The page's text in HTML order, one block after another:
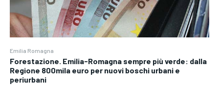
Emilia Romagna
Forestazione. Emilia-Romagna sempre più verde: dalla
Regione 800mila euro per nuovi boschi urbani e
periurbani